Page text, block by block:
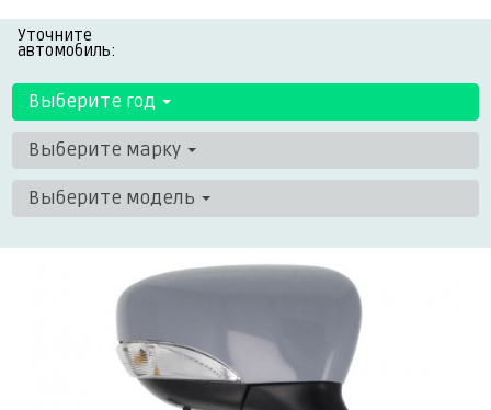
Уточните
автомобиль:
Выберите год
Выберите марку
Выберите модель